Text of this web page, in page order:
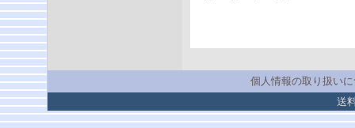
個人情報の取り扱い
送